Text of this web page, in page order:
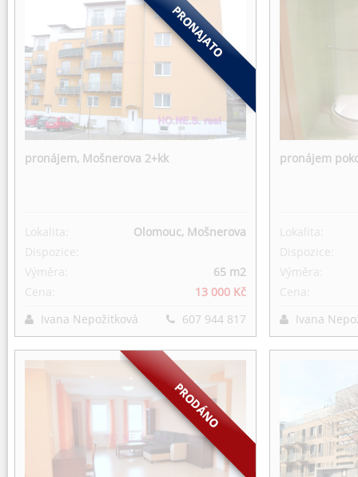
pronájem, Mošnerova 2+kk
Lokalita:
Olomouc, Mošnerova
Dispozice:
Výměra:
65 m2
Cena:
13 000 Kč
Ivana Nepožitková
607 944 817
pronájem
Lokalita:
Dispozice:
Výměra:
Cena:
Ivana